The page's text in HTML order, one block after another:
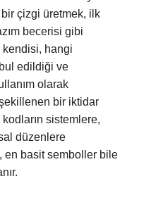
çizgi üretmek, ilk
becerisi gibi
kendisi, hangi
edildiği ve
olarak
bir iktidar
sistemlere,
düzenlere
en basit semboller bile